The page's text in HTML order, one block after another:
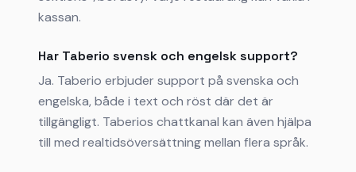
kassan.
Har Taberio svensk och engelsk support?
Ja. Taberio erbjuder support på svenska och
engelska, både i text och röst där det är
tillgängligt. Taberios chattkanal kan även hjälpa
till med realtidsöversättning mellan flera språk.